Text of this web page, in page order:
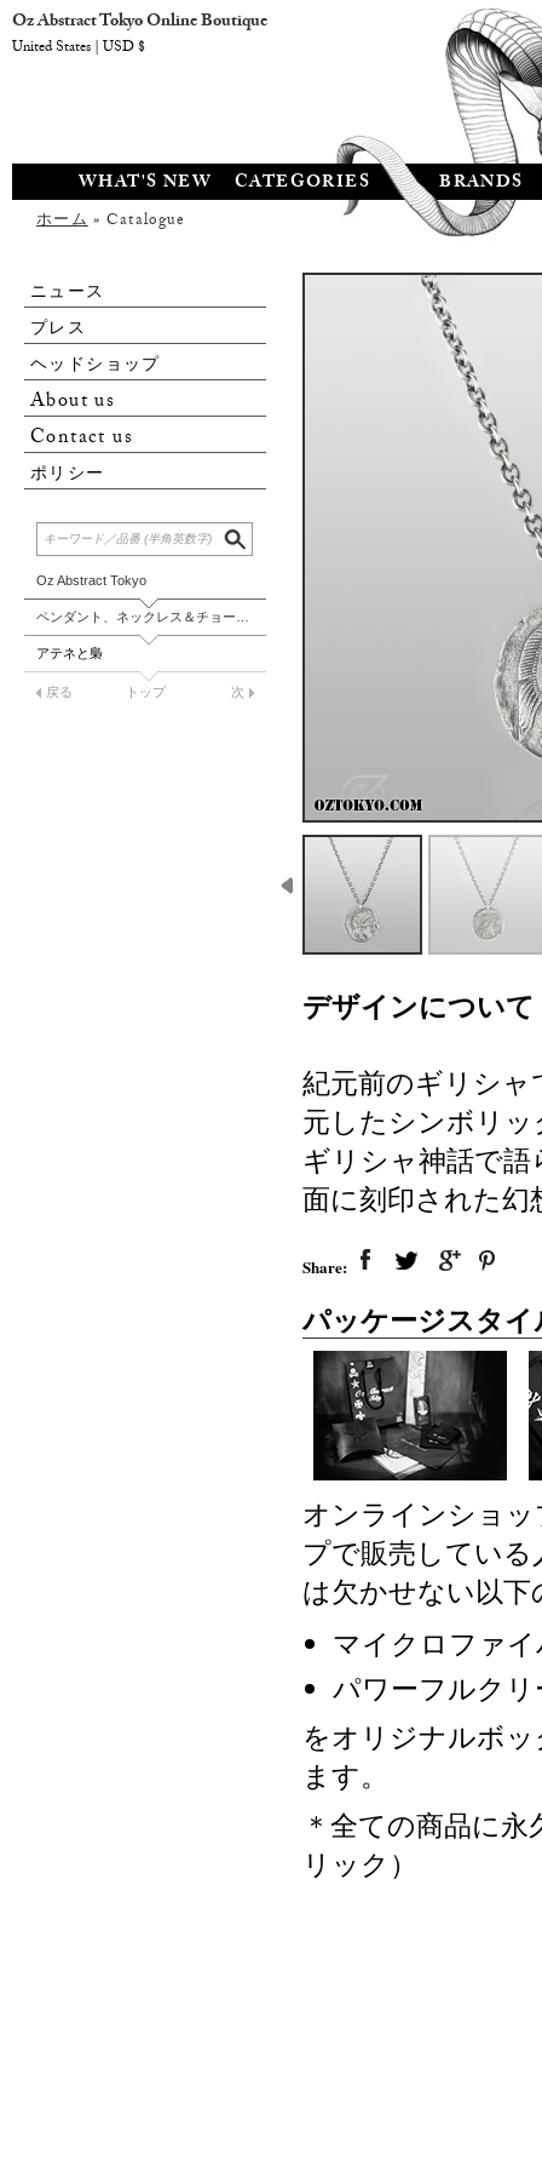
WHAT'S NEW CATEGORIES BRANDS
ホーム» Catalogue
ニュース
プレス
ヘッドショップ
About us
Contact us
ポリシー
Oz Abstract Tokyo
アテネと梟
戻る トップ 次
デザインについて
紀元前のギリシ
元したシンボリ
ギリシャ神話で
面に刻印された
Share:
パッケージスタ
オンラインショ
プで販売してい
は欠かせない以
マイクロファ
パワーフルク
をオリジナルボ
ます。
＊全ての商品に
リック）
Oz Abstract Tokyo Online Boutique
United States | USD $